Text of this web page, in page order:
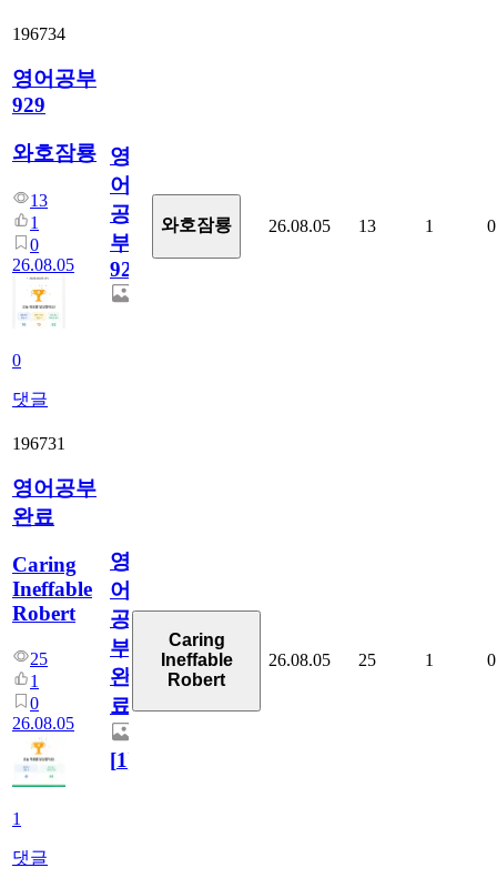
196734
영어공부
929
와호잠룡
13
1
0
26.08.05
0
댓글
영
어
공
부
929
와호잠룡 26.08.05 13 1 0
196731
영어공부
완료
Caring
Ineffable
Robert
25
1
0
26.08.05
1
댓글
영
어
공
부
완
료
[1]
Caring
Ineffable
Robert
26.08.05 25 1 0